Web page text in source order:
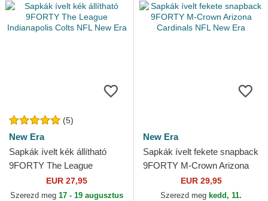
(5)
New Era
Sapkák ívelt kék állítható
9FORTY The League
Indianapolis Colts NFL New
Era
EUR 27,95
Szerezd meg 17 - 19 augusztus
New Era
Sapkák ívelt fekete snapback
9FORTY M-Crown Arizona
Cardinals NFL New Era
EUR 29,95
Szerezd meg kedd, 11.